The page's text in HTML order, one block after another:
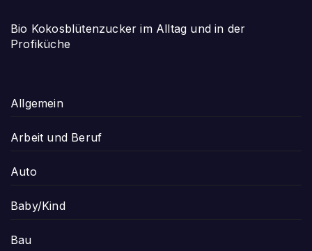
Bio Kokosblütenzucker im Alltag und in der
Profiküche
Allgemein
Arbeit und Beruf
Auto
Baby/Kind
Bau